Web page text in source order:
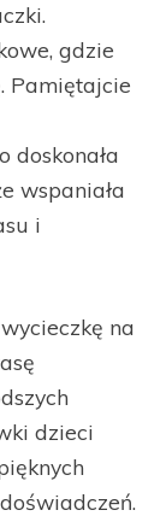
gdzie
Pamiętajcie
doskonała
wspaniała
i
na
dzieci